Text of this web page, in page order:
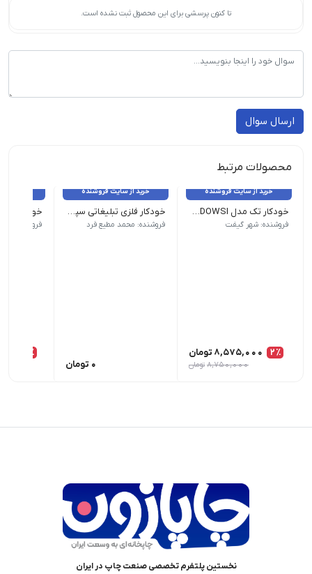
تا کنون پرسشی برای این محصول ثبت نشده است.
ارسال سوال
محصولات مرتبط
خرید از سایت فروشنده
خودکار تک مدل FERDOWSI
فروشنده: شهر گیفت
2٪ 8,575,000 تومان
8,750,000 تومان
خرید از سایت فروشنده
خودکار فلزی تبلیغاتی سپهران کد 2555 ابعاد 1 × 1 × 14 سانتی متر رنگ عسلی, قهوه ای, مشکی
فروشنده: محمد مطیع فرد
0 تومان
جنس بدنه
فروشنده:
17٪
نخستین پلتفرم تخصصی صنعت چاپ در ایران